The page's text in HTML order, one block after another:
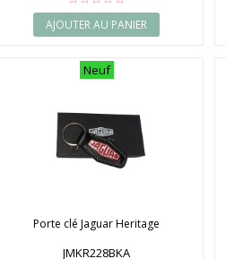
AJOUTER AU PANIER
Neuf
Porte clé Jaguar Heritage
JMKR228BKA